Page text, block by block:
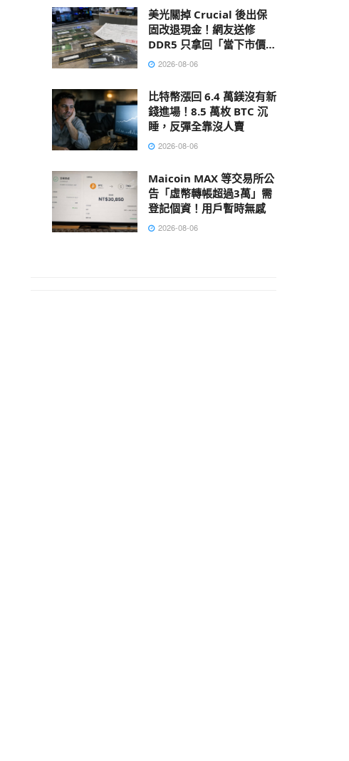
美光關掉 Crucial 後出保
固改退現金！網友送修
DDR5 只拿回「當下市價」
的 17%
2026-08-06
比特幣漲回 6.4 萬鎂沒有新
錢進場！8.5 萬枚 BTC 沉
睡，反彈全靠沒人賣
2026-08-06
Maicoin MAX 等交易所公
告「虛幣轉帳超過3萬」需
登記個資！用戶暫時無感
2026-08-06